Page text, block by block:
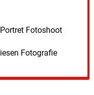
Fotoshoot
Fotografie